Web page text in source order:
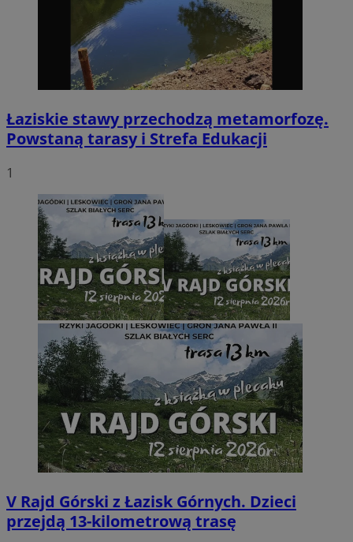
Łaziskie stawy przechodzą metamorfozę.
Powstaną tarasy i Strefa Edukacji
1
V Rajd Górski z Łazisk Górnych. Dzieci
przejdą 13-kilometrową trasę